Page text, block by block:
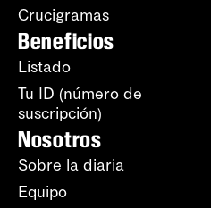
Crucigramas
Beneficios
Listado
Tu ID (número de
suscripción)
Nosotros
Sobre la diaria
Equipo